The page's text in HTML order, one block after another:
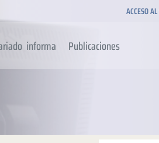
ACCESO
informa Publicaciones